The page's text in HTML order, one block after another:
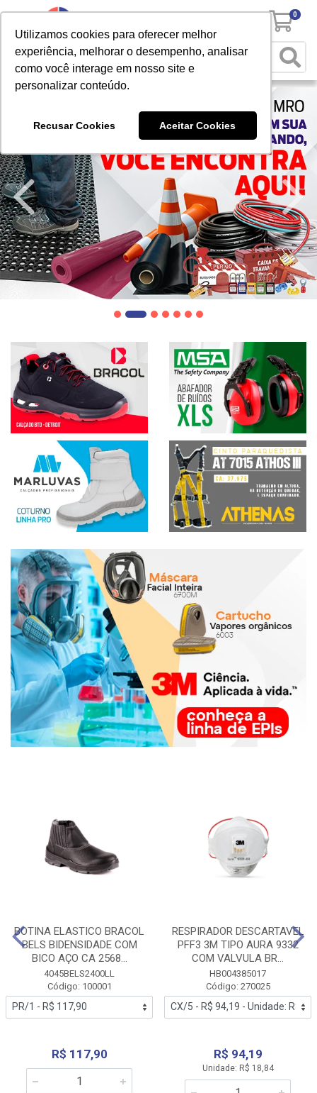
Utilizamos cookies para oferecer melhor
experiência, melhorar o desempenho, analisar
como você interage em nosso site e
personalizar conteúdo.
Recusar Cookies Aceitar Cookies
0
BOTINA ELASTICO BRACOL
BELS BIDENSIDADE COM
BICO AÇO CA 2568...
4045BELS2400LL
Código: 100001
R$ 117,90
RESPIRADOR DESCARTAVEL
PFF3 3M TIPO AURA 9332
COM VALVULA BR...
HB004385017
Código: 270025
R$ 94,19
Unidade: R$ 18,84